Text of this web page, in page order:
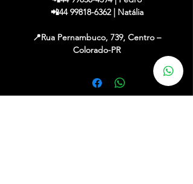
📲44 99818-6362 | Natália
📍Rua Pernambuco, 739, Centro –
Colorado-PR